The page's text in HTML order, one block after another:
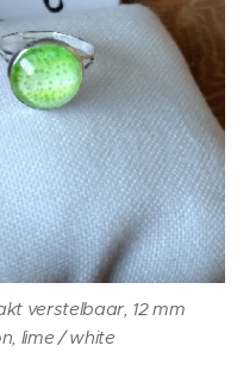
verstelbaar, 12 mm
lime / white